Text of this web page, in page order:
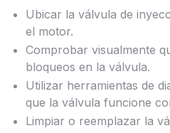
Ubicar la válvula de
el motor.
Comprobar visualmente
bloqueos en la válvula.
Utilizar herramientas de
que la válvula funcione
Limpiar o reemplazar la